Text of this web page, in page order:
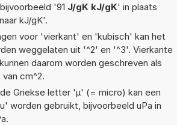
'91 J/gK kJ/gK' in plaats
kJ/gK'.
voor 'vierkant' en 'kubisch' kan het
weggelaten uit '^2' en '^3'. Vierkante
daarom worden geschreven als
cm^2.
Griekse letter 'µ' (= micro) kan een
worden gebruikt, bijvoorbeeld uPa in